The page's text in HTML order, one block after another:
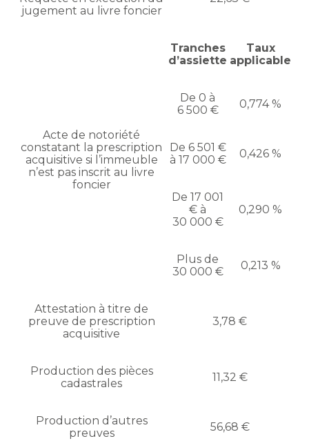
jugement au livre foncier
Acte de notoriété
constatant la prescription
acquisitive si l’immeuble
n’est pas inscrit au livre
foncier
Tranches
d’assiette
Taux
applicable
De 0 à
6 500 €
0,774 %
De 6 501 €
à 17 000 €
0,426 %
De 17 001
€ à
30 000 €
0,290 %
Plus de
30 000 €
0,213 %
Attestation à titre de
preuve de prescription
acquisitive
3,78 €
Production des pièces
cadastrales
11,32 €
Production d’autres
preuves
56,68 €